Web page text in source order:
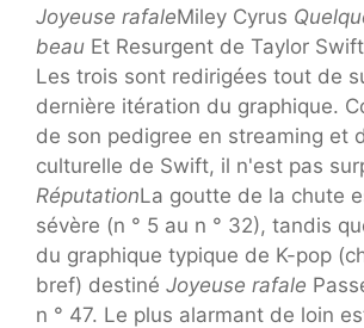
Joyeuse rafaleMiley Cyrus
beau Et Resurgent de Taylor Swift
Les trois sont redirigées tout de
dernière itération du graphique.
de son pedigree en streaming et
culturelle de Swift, il n'est pas
RéputationLa goutte de la chute
sévère (n ° 5 au n ° 32), tandis
du graphique typique de K-pop
bref) destiné Joyeuse rafale
n ° 47. Le plus alarmant de loin